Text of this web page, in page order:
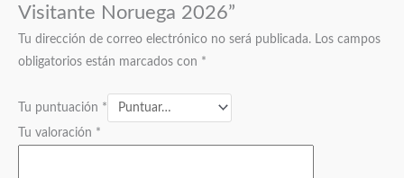
Visitante Noruega 2026”
Tu dirección de correo electrónico no será publicada. Los campos
obligatorios están marcados con *
Tu puntuación *
Tu valoración *